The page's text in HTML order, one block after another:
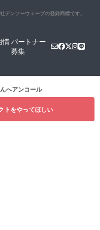
デンソーウェーブの登録商標です。
情パートナー
募集
へアンコール
トをやってほしい